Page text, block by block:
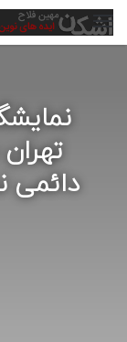
منو
دائمی